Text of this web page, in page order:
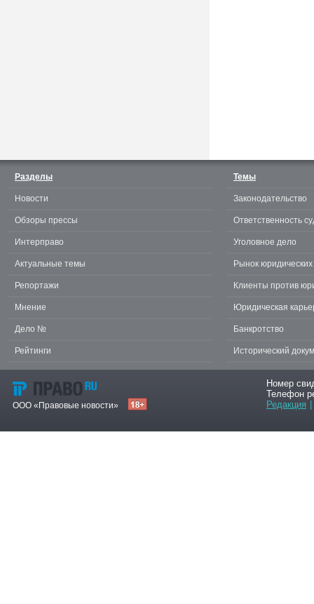
Разделы
Новости
Обзоры прессы
Интерправо
Актуальные темы
Репортажи
Мнение
Дело №
Рейтинги
Темы
Законодательство
Ответственность
Уголовное дело
Рынок юридических
Клиенты против
Юридическая
Банкротство
Исторический
ООО «Правовые новости»
Номер
Телефон
Редакция